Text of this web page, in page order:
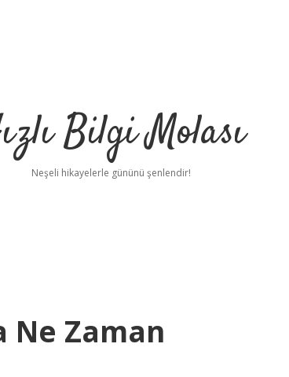
Bilgi Molası
Neşeli hikayelerle gününü şenlendir!
Ne Zaman